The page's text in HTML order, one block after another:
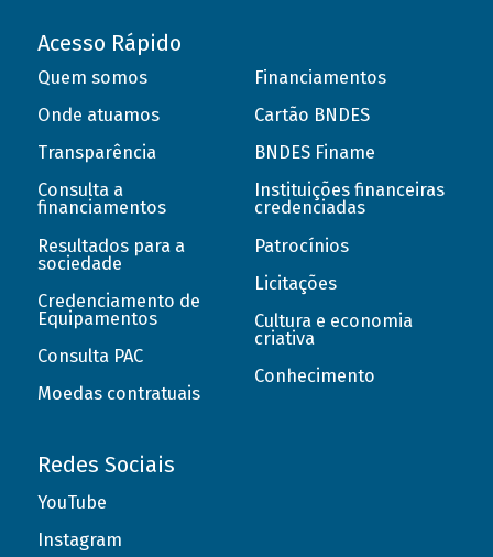
Acesso Rápido
Quem somos
Onde atuamos
Transparência
Consulta a
financiamentos
Resultados para a
sociedade
Credenciamento de
Equipamentos
Consulta PAC
Moedas contratuais
Financiamentos
Cartão BNDES
BNDES Finame
Instituições financeiras
credenciadas
Patrocínios
Licitações
Cultura e economia
criativa
Conhecimento
Redes Sociais
YouTube
Instagram